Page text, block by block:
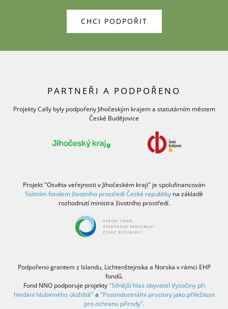
CHCI PODPOŘIT
PARTNEŘI A PODPOŘENO
Projekty Cally byly podpořeny Jihočeským krajem a statutárním městem
České Budějovice
Projekt "Osvěta veřejnosti v Jihočeském kraji" je spolufinancován
Státním fondem životního prostředí České republiky na základě
rozhodnutí ministra životního prostředí.
Podpořeno grantem z Islandu, Lichtenštejnska a Norska v rámci EHP
fondů.
Fond NNO podporuje projekty"Silnější hlas obyvatel Vysočiny při
hledání hlubinného úložiště" a "Postindustriální prostory jako příležitost
pro ochranu přírody".